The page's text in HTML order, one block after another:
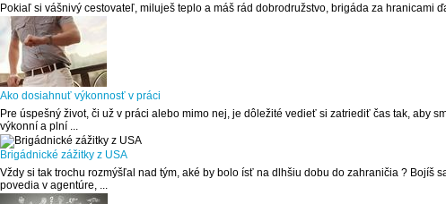
Pokiaľ si vášnivý cestovateľ, miluješ teplo a máš rád dobrodružstvo, brigáda za
Ako dosiahnuť výkonnosť v práci
Pre úspešný život, či už v práci alebo mimo nej, je dôležité vedieť si zatriediť čas tak, aby
výkonní a plní ...
Brigádnické zážitky z USA
Vždy si tak trochu rozmýšľal nad tým, aké by bolo ísť na dlhšiu dobu do zahraničia ? Bojíš
povedia v agentúre, ...